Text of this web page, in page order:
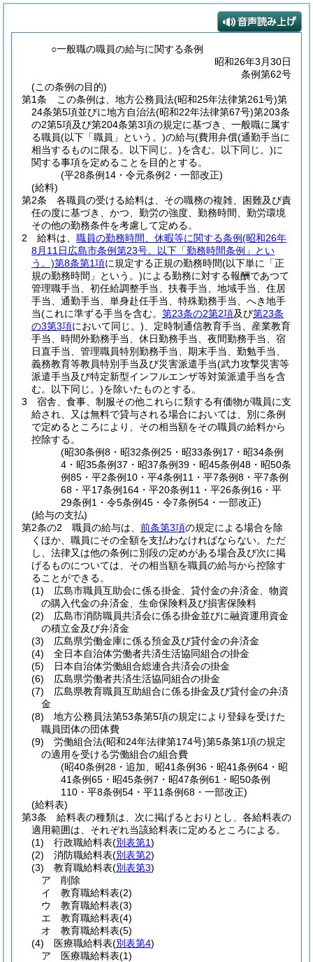
○一般職の職員の給与に関する条例
昭和26年3月30日
条例第62号
(この条例の目的)
第1条
この条例は、地方公務員法(昭和25年法律第261号)第
24条第5項並びに地方自治法(昭和22年法律第67号)第203条
の2第5項及び第204条第3項の規定に基づき、一般職に属す
る職員(以下「職員」という。)の給与(費用弁償(通勤手当に
相当するものに限る。以下同じ。)を含む。以下同じ。)に
関する事項を定めることを目的とする。
(平28条例14・令元条例2・一部改正)
(給料)
第2条
各職員の受ける給料は、その職務の複雑、困難及び責
任の度に基づき、かつ、勤労の強度、勤務時間、勤労環境
その他の勤務条件を考慮して定める。
2
給料は、 職員の勤務時間、休暇等に関する条例(昭和26年
8月11日広島市条例第23号。以下「勤務時間条例」とい
う。)第8条第1項に規定する正規の勤務時間(以下単に「正
規の勤務時間」という。)による勤務に対する報酬であつて
管理職手当、初任給調整手当、扶養手当、地域手当、住居
手当、通勤手当、単身赴任手当、特殊勤務手当、へき地手
当(これに準ずる手当を含む。 第23条の2第2項及び第23条
の3第3項において同じ。) 、定時制通信教育手当、産業教育
手当、時間外勤務手当、休日勤務手当、夜間勤務手当、宿
日直手当、管理職員特別勤務手当、期末手当、勤勉手当、
義務教育等教員特別手当及び災害派遣手当(武力攻撃災害等
派遣手当及び特定新型インフルエンザ等対策派遣手当を含
む。以下同じ。)を除いたものとする。
3
宿舎、食事、制服その他これらに類する有価物が職員に支
給され、又は無料で貸与される場合においては、別に条例
で定めるところにより、その相当額をその職員の給料から
控除する。
(昭30条例8・昭32条例25・昭33条例17・昭34条例
4・昭35条例37・昭37条例39・昭45条例48・昭50条
例85・平2条例10・平4条例11・平7条例8・平7条例
68・平17条例164・平20条例11・平26条例16・平
29条例1・令5条例45・令7条例54・一部改正)
(給与の支払)
第2条の2
職員の給与は、 前条第3項の規定による場合を除
くほか、職員にその全額を支払わなければならない。 ただ
し、法律又は他の条例に別段の定めがある場合及び次に掲
げるものについては、その相当額を職員の給与から控除す
ることができる。
(1)
広島市職員互助会に係る掛金、貸付金の弁済金、物資
の購入代金の弁済金、生命保険料及び損害保険料
(2)
広島市消防職員共済会に係る掛金並びに融資運用資金
の積立金及び弁済金
(3)
広島県労働金庫に係る預金及び貸付金の弁済金
(4)
全日本自治体労働者共済生活協同組合の掛金
(5)
日本自治体労働組合総連合共済会の掛金
(6)
広島県労働者共済生活協同組合の掛金
(7)
広島県教育職員互助組合に係る掛金及び貸付金の弁済
金
(8)
地方公務員法第53条第5項の規定により登録を受けた
職員団体の団体費
(9)
労働組合法(昭和24年法律第174号)第5条第1項の規定
の適用を受ける労働組合の組合費
(昭40条例28・追加、昭41条例36・昭41条例64・昭
41条例65・昭45条例7・昭47条例61・昭50条例
110・平8条例54・平11条例68・一部改正)
(給料表)
第3条
給料表の種類は、次に掲げるとおりとし、各給料表の
適用範囲は、それぞれ当該給料表に定めるところによる。
(1)
行政職給料表(別表第1)
(2)
消防職給料表(別表第2)
(3)
教育職給料表(別表第3)
ア
削除
イ
教育職給料表(2)
ウ
教育職給料表(3)
エ
教育職給料表(4)
オ
教育職給料表(5)
(4)
医療職給料表(別表第4)
ア
医療職給料表(1)